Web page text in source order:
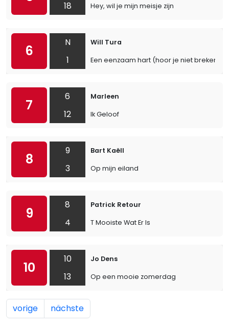
18
Hey, wil je mijn meisje zijn
6
N
1
Will Tura
Een eenzaam hart (hoor je niet breken)
7
6
12
Marleen
Ik Geloof
8
9
3
Bart Kaëll
Op mijn eiland
9
8
4
Patrick Retour
T Mooiste Wat Er Is
10
10
13
Jo Dens
Op een mooie zomerdag
vorige nächste